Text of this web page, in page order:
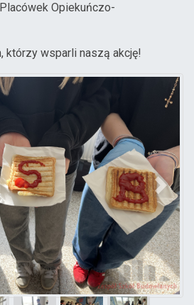
Opiekuńczo-
którzy wsparli naszą akcję!